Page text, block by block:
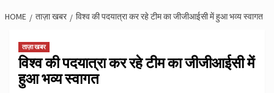
HOME ताज़ा खबर विश्व की पदयात्रा कर रहे टीम का जीजीआईसी में हुआ भव्य स्वागत
ताज़ा खबर
विश्व की पदयात्रा कर रहे टीम का जीजीआईसी में
हुआ भव्य स्वागत